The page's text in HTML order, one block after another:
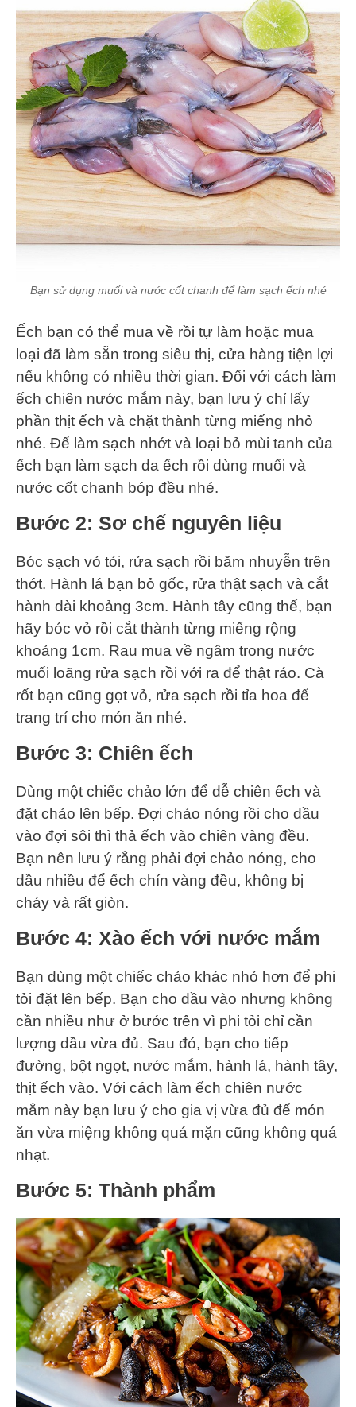
Bạn sử dụng muối và nước cốt chanh để làm sạch ếch nhé
Ếch bạn có thể mua về rồi tự làm hoặc mua
loại đã làm sẵn trong siêu thị, cửa hàng tiện lợi
nếu không có nhiều thời gian. Đối với cách làm
ếch chiên nước mắm này, bạn lưu ý chỉ lấy
phần thịt ếch và chặt thành từng miếng nhỏ
nhé. Để làm sạch nhớt và loại bỏ mùi tanh của
ếch bạn làm sạch da ếch rồi dùng muối và
nước cốt chanh bóp đều nhé.
Bước 2: Sơ chế nguyên liệu
Bóc sạch vỏ tỏi, rửa sạch rồi băm nhuyễn trên
thớt. Hành lá bạn bỏ gốc, rửa thật sạch và cắt
hành dài khoảng 3cm. Hành tây cũng thế, bạn
hãy bóc vỏ rồi cắt thành từng miếng rộng
khoảng 1cm. Rau mua về ngâm trong nước
muối loãng rửa sạch rồi với ra để thật ráo. Cà
rốt bạn cũng gọt vỏ, rửa sạch rồi tỉa hoa để
trang trí cho món ăn nhé.
Bước 3: Chiên ếch
Dùng một chiếc chảo lớn để dễ chiên ếch và
đặt chảo lên bếp. Đợi chảo nóng rồi cho dầu
vào đợi sôi thì thả ếch vào chiên vàng đều.
Bạn nên lưu ý rằng phải đợi chảo nóng, cho
dầu nhiều để ếch chín vàng đều, không bị
cháy và rất giòn.
Bước 4: Xào ếch với nước mắm
Bạn dùng một chiếc chảo khác nhỏ hơn để phi
tỏi đặt lên bếp. Bạn cho dầu vào nhưng không
cần nhiều như ở bước trên vì phi tỏi chỉ cần
lượng dầu vừa đủ. Sau đó, bạn cho tiếp
đường, bột ngọt, nước mắm, hành lá, hành tây,
thịt ếch vào. Với cách làm ếch chiên nước
mắm này bạn lưu ý cho gia vị vừa đủ để món
ăn vừa miệng không quá mặn cũng không quá
nhạt.
Bước 5: Thành phẩm